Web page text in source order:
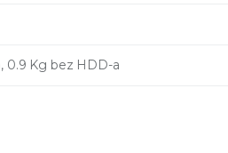
0.9 Kg bez HDD-a